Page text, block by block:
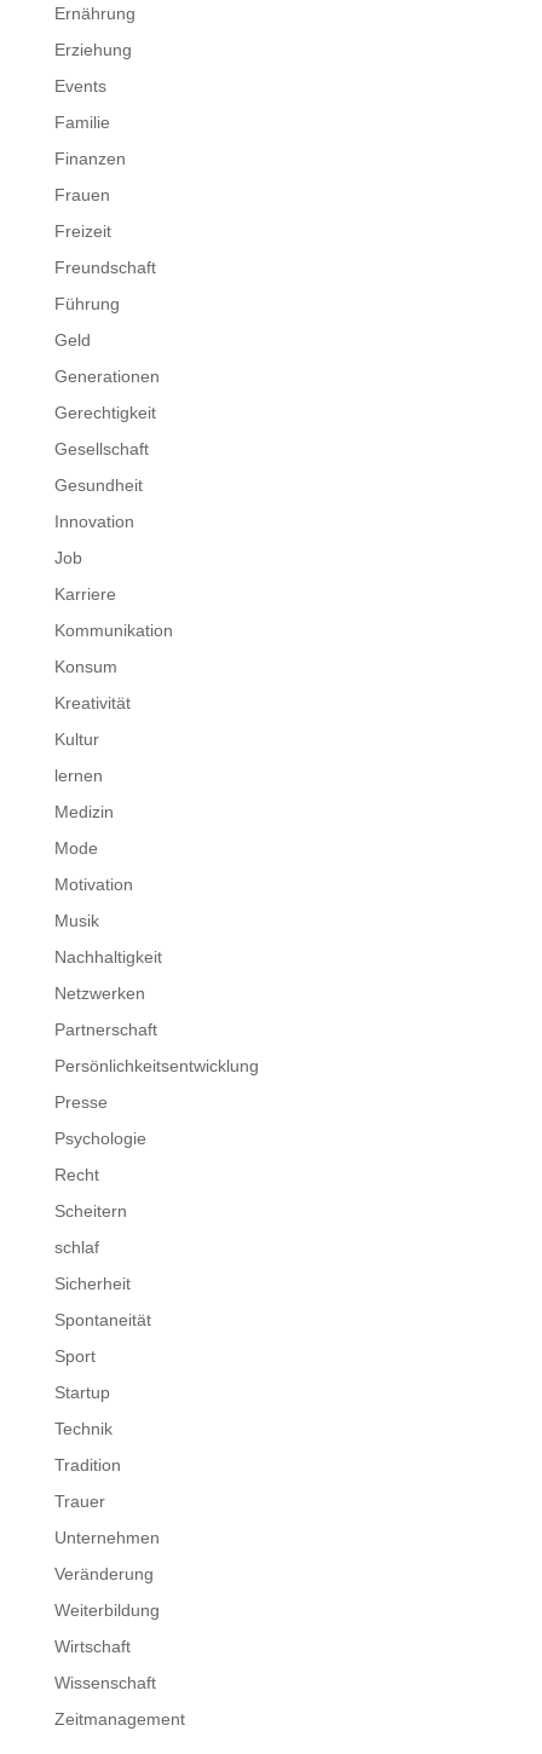
Ernährung
Erziehung
Events
Familie
Finanzen
Frauen
Freizeit
Freundschaft
Führung
Geld
Generationen
Gerechtigkeit
Gesellschaft
Gesundheit
Innovation
Job
Karriere
Kommunikation
Konsum
Kreativität
Kultur
lernen
Medizin
Mode
Motivation
Musik
Nachhaltigkeit
Netzwerken
Partnerschaft
Persönlichkeitsentwicklung
Presse
Psychologie
Recht
Scheitern
schlaf
Sicherheit
Spontaneität
Sport
Startup
Technik
Tradition
Trauer
Unternehmen
Veränderung
Weiterbildung
Wirtschaft
Wissenschaft
Zeitmanagement